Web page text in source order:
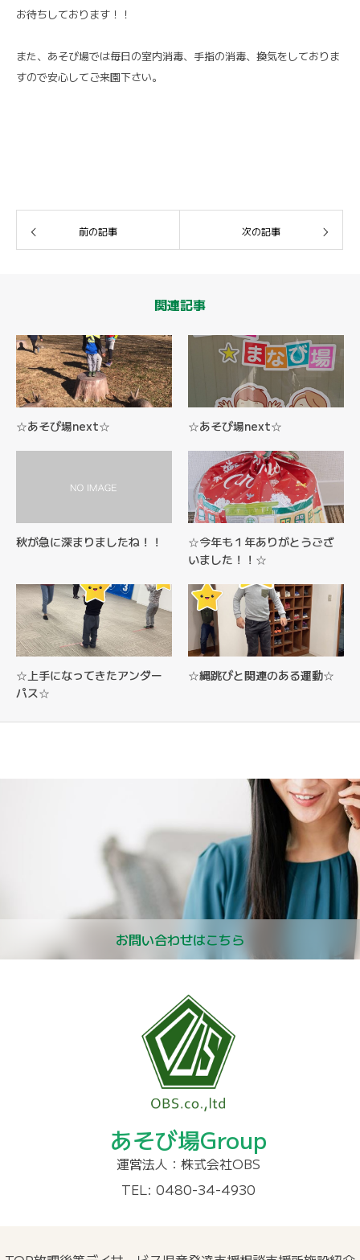
お待ちしております！！
また、あそび場では毎日の室内消毒、手指の消毒、換気をしておりま
すので安心してご来園下さい。
前の記事 次の記事
関連記事
☆あそび場next☆ ☆あそび場next☆
秋が急に深まりましたね！！
☆今年も１年ありがとうござ
いました！！☆
☆上手になってきたアンダー
パス☆
☆縄跳びと関連のある運動☆
お問い合わせはこちら
あそび場Group
運営法人：株式会社OBS
TEL: 0480-34-4930